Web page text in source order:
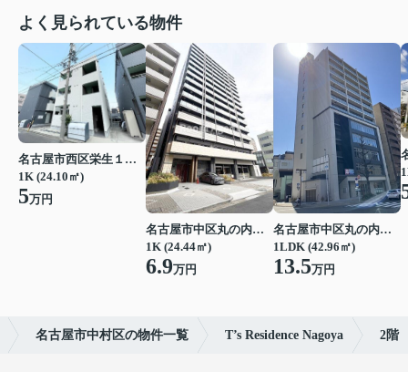
よく見られている物件
名古屋市西区栄生１丁目
1K (24.10㎡)
5万円
名古屋市中区丸の内２丁目
1K (24.44㎡)
6.9万円
名古屋市中区丸の内２丁目
1LDK (42.96㎡)
13.5万円
名古屋市中村区の物件一覧 T’s Residence Nagoya 2階